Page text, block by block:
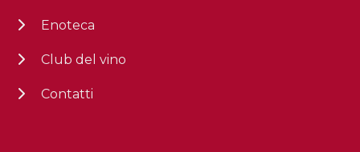
Enoteca
Club del vino
Contatti